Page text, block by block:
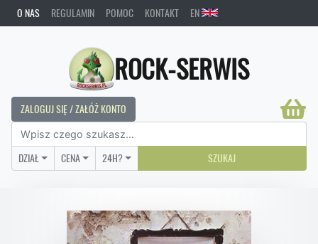
O NAS REGULAMIN POMOC KONTAKT EN
ROCK-SERWIS
ZALOGUJ SIĘ / ZAŁÓŻ KONTO
DZIAŁ CENA 24H? SZUKAJ